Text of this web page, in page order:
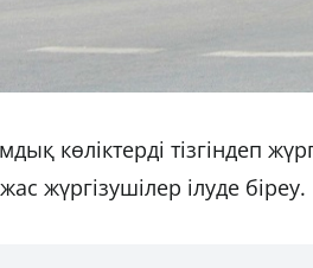
көліктерді тізгіндеп
жүргізушілер ілуде біреу.